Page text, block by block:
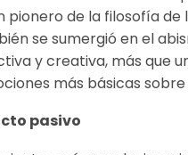
de la filosofía de
se sumergió en el
y creativa, más que
más básicas
pasivo